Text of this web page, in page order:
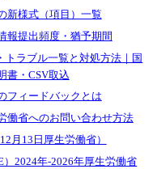
新様式（項目）一覧
提出頻度・猶予期間
トラブル一覧と対処方法｜国
書・CSV取込
フィードバックとは
働省へのお問い合わせ方法
月13日厚生労働省）
2024年-2026年厚生労働省